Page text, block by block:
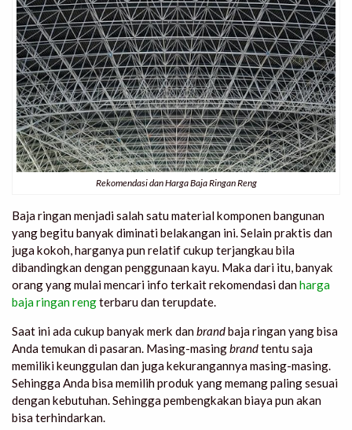
Rekomendasi dan Harga Baja Ringan Reng
Baja ringan menjadi salah satu material komponen bangunan
yang begitu banyak diminati belakangan ini. Selain praktis dan
juga kokoh, harganya pun relatif cukup terjangkau bila
dibandingkan dengan penggunaan kayu. Maka dari itu, banyak
orang yang mulai mencari info terkaitrekomendasi danharga
baja ringan rengterbaru dan terupdate.
Saat ini ada cukup banyak merk danbrandbaja ringan yang bisa
Anda temukan di pasaran. Masing-masingbrandtentu saja
memiliki keunggulan dan juga kekurangannya masing-masing.
Sehingga Anda bisa memilih produk yang memang paling sesuai
dengan kebutuhan. Sehingga pembengkakan biaya pun akan
bisa terhindarkan.